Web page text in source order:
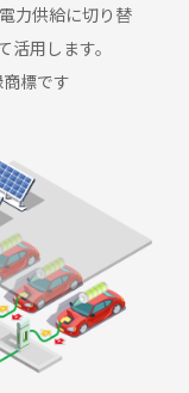
力供給に切り替
用します。
標です